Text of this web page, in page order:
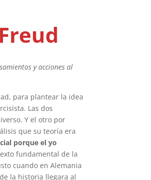
Freud
y acciones al
para plantear la idea
Las dos
Y el otro por
que su teoría era
porque el yo
fundamental de la
cuando en Alemania
la historia llegara al